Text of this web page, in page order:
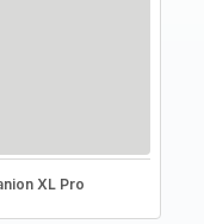
XL Pro